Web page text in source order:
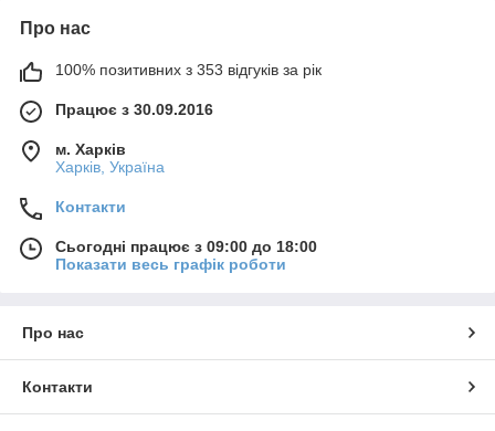
Про нас
100% позитивних з 353 відгуків за рік
Працює з 30.09.2016
м. Харків
Харків, Україна
Контакти
Сьогодні працює з 09:00 до 18:00
Показати весь графік роботи
Про нас
Контакти